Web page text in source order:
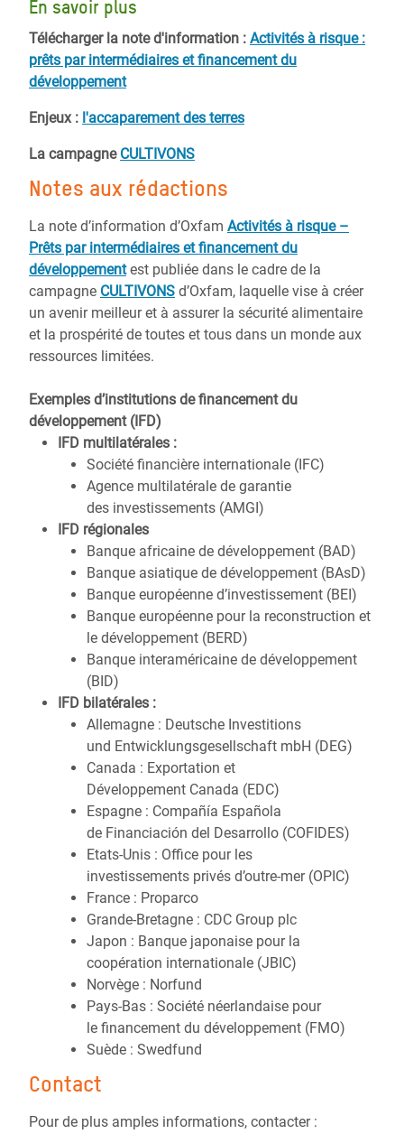
En savoir plus
Télécharger la note d'information : Activités à risque :
prêts par intermédiaires et financement du
développement
Enjeux : l'accaparement des terres
La campagne CULTIVONS
Notes aux rédactions
La note d’information d’Oxfam Activités à risque –
Prêts par intermédiaires et financement du
développement est publiée dans le cadre de la
campagne CULTIVONS d’Oxfam, laquelle vise à créer
un avenir meilleur et à assurer la sécurité alimentaire
et la prospérité de toutes et tous dans un monde aux
ressources limitées.
Exemples d’institutions de financement du
développement (IFD)
IFD multilatérales :
Société financière internationale (IFC)
Agence multilatérale de garantie
des investissements (AMGI)
IFD régionales
Banque africaine de développement (BAD)
Banque asiatique de développement (BAsD)
Banque européenne d’investissement (BEI)
Banque européenne pour la reconstruction et
le développement (BERD)
Banque interaméricaine de développement
(BID)
IFD bilatérales :
Allemagne : Deutsche Investitions
und Entwicklungsgesellschaft mbH (DEG)
Canada : Exportation et
Développement Canada (EDC)
Espagne : Compañía Española
de Financiación del Desarrollo (COFIDES)
Etats-Unis : Office pour les
investissements privés d’outre-mer (OPIC)
France : Proparco
Grande-Bretagne : CDC Group plc
Japon : Banque japonaise pour la
coopération internationale (JBIC)
Norvège : Norfund
Pays-Bas : Société néerlandaise pour
le financement du développement (FMO)
Suède : Swedfund
Contact
Pour de plus amples informations, contacter :